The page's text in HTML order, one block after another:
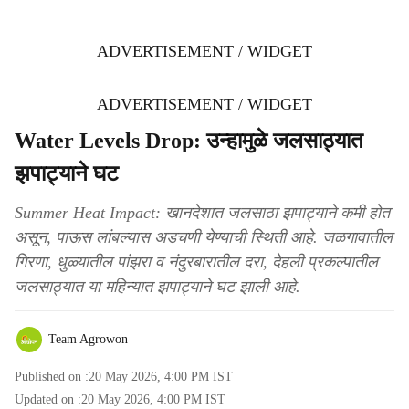
ADVERTISEMENT / WIDGET
ADVERTISEMENT / WIDGET
Water Levels Drop: उन्हामुळे जलसाठ्यात
झपाट्याने घट
Summer Heat Impact: खानदेशात जलसाठा झपाट्याने कमी होत
असून, पाऊस लांबल्यास अडचणी येण्याची स्थिती आहे. जळगावातील
गिरणा, धुळ्यातील पांझरा व नंदुरबारातील दरा, देहली प्रकल्पातील
जलसाठ्यात या महिन्यात झपाट्याने घट झाली आहे.
Team Agrowon
Published on :20 May 2026, 4:00 PM IST
Updated on :20 May 2026, 4:00 PM IST